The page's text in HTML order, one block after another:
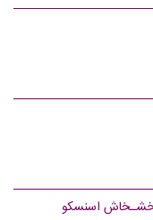
اسنسکو